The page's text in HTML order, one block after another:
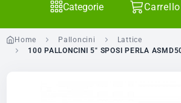
Categorie Carrello
Home Palloncini
Lattice
100 PALLONCINI 5" SPOSI PERLA